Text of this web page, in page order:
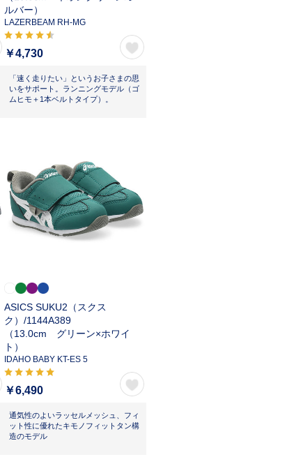
ルバー）
LAZERBEAM RH-MG
￥4,730
「速く走りたい」というお子さまの思
いをサポート。ランニングモデル（ゴ
ムヒモ＋1本ベルトタイプ）。
ASICS SUKU2（スクス
ク）/1144A389
（13.0cm グリーン×ホワイ
ト）
IDAHO BABY KT-ES 5
￥6,490
通気性のよいラッセルメッシュ、フィ
ット性に優れたキモノフィットタン構
造のモデル